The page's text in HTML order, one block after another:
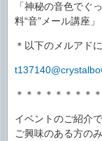
「神秘の音色でぐ
料“音”メール講座」
＊以下のメルアド
＊＊＊＊＊＊＊＊
イベントのご紹介
ご興味のある方の